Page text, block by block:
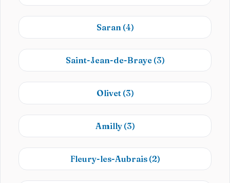
Saran (4)
Saint-Jean-de-Braye (3)
Olivet (3)
Amilly (3)
Fleury-les-Aubrais (2)